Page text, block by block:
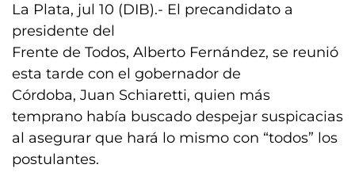
La Plata, jul 10 (DIB).- El precandidato a
presidente del
Frente de Todos, Alberto Fernández, se reunió
esta tarde con el gobernador de
Córdoba, Juan Schiaretti, quien más
temprano había buscado despejar suspicacias
al asegurar que hará lo mismo con “todos” los
postulantes.